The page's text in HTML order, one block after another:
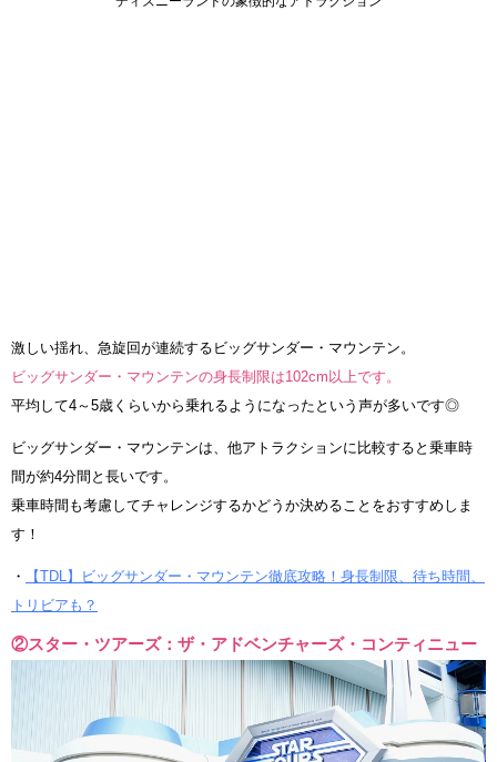
激しい揺れ、急旋回が連続するビッグサンダー・マウンテン。
ビッグサンダー・マウンテンの身長制限は102cm以上です。
平均して4～5歳くらいから乗れるようになったという声が多いです◎
ビッグサンダー・マウンテンは、他アトラクションに比較すると乗車時
間が約4分間と長いです。
乗車時間も考慮してチャレンジするかどうか決めることをおすすめしま
す！
・
【TDL】ビッグサンダー・マウンテン徹底攻略！身長制限、待ち時間、
トリビアも？
②スター・ツアーズ：ザ・アドベンチャーズ・コンティニュー